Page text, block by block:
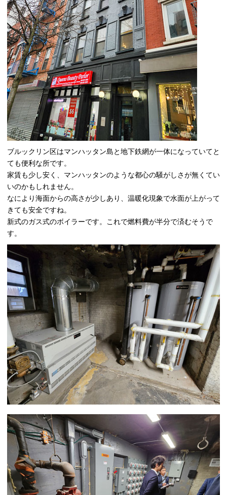
ブルックリン区はマンハッタン島と地下鉄網が一体になっていてと
ても便利な所です。
家賃も少し安く、マンハッタンのような都心の騒がしさが無くてい
いのかもしれません。
なにより海面からの高さが少しあり、温暖化現象で水面が上がって
きても安全ですね。
新式のガス式のボイラーです。これで燃料費が半分で済むそうで
す。